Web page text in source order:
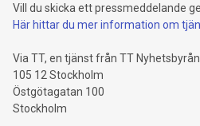
Vill du skicka ett pressmeddelande
Här hittar du mer information om
Via TT, en tjänst från TT Nyhetsbyrån
105 12 Stockholm
Östgötagatan 100
Stockholm